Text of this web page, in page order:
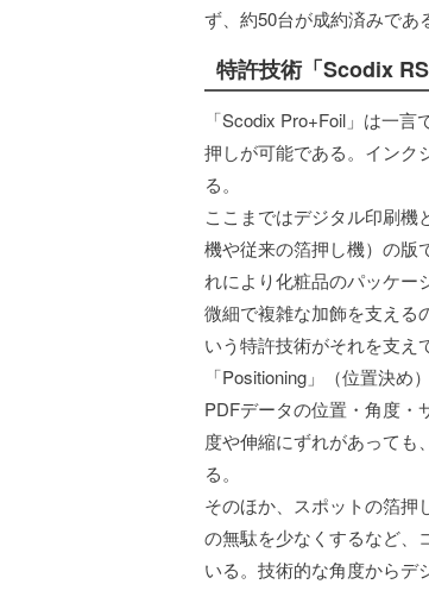
ず、約50台が成約済みであ
特許技術「Scodix
「Scodix Pro+Foil」は一
押しが可能である。インク
る。
ここまではデジタル印刷機
機や従来の箔押し機）の版
れにより化粧品のパッケー
微細で複雑な加飾を支える
いう特許技術がそれを支え
「Positioning」（位置決め
PDFデータの位置・角度・
度や伸縮にずれがあっても
る。
そのほか、スポットの箔押
の無駄を少なくするなど、
いる。技術的な角度からデ